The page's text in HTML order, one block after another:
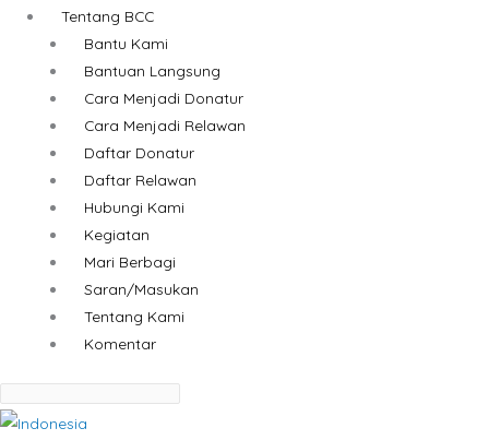
Tentang BCC
Bantu Kami
Bantuan Langsung
Cara Menjadi Donatur
Cara Menjadi Relawan
Daftar Donatur
Daftar Relawan
Hubungi Kami
Kegiatan
Mari Berbagi
Saran/Masukan
Tentang Kami
Komentar